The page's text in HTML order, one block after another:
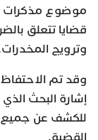
موضوع مذكرات
قضايا تتعلق
وترويج
وقد تم
إشارة البحث
للكشف عن